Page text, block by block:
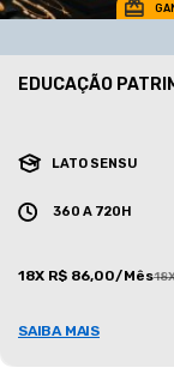
EDUCAÇÃO
LATO SENSU
360 A 720H
18X R$ 86,00/Mês
SAIBA MAIS